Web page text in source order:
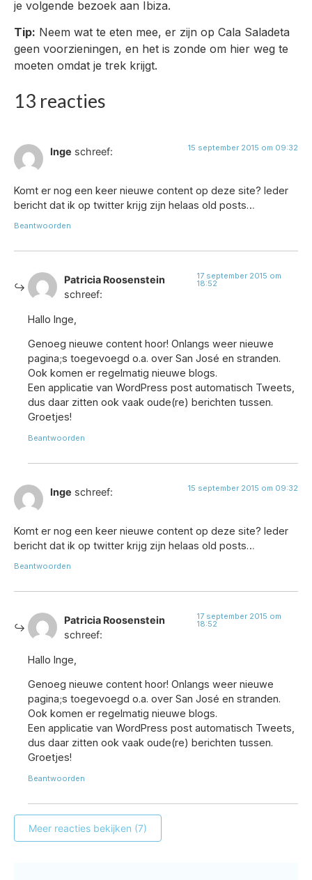
je volgende bezoek aan Ibiza.
Tip: Neem wat te eten mee, er zijn op Cala Saladeta
geen voorzieningen, en het is zonde om hier weg te
moeten omdat je trek krijgt.
13 reacties
Inge schreef: 15 september 2015 om 09:32
Komt er nog een keer nieuwe content op deze site? Ieder
bericht dat ik op twitter krijg zijn helaas old posts…
Beantwoorden
Patricia Roosenstein
schreef:
17 september 2015 om
18:52
Hallo Inge,
Genoeg nieuwe content hoor! Onlangs weer nieuwe
pagina;s toegevoegd o.a. over San José en stranden.
Ook komen er regelmatig nieuwe blogs.
Een applicatie van WordPress post automatisch Tweets,
dus daar zitten ook vaak oude(re) berichten tussen.
Groetjes!
Beantwoorden
Inge schreef: 15 september 2015 om 09:32
Komt er nog een keer nieuwe content op deze site? Ieder
bericht dat ik op twitter krijg zijn helaas old posts…
Beantwoorden
Patricia Roosenstein
schreef:
17 september 2015 om
18:52
Hallo Inge,
Genoeg nieuwe content hoor! Onlangs weer nieuwe
pagina;s toegevoegd o.a. over San José en stranden.
Ook komen er regelmatig nieuwe blogs.
Een applicatie van WordPress post automatisch Tweets,
dus daar zitten ook vaak oude(re) berichten tussen.
Groetjes!
Beantwoorden
Meer reacties bekijken (7)